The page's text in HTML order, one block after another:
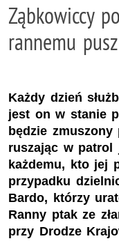
Ząbkowiccy
rannemu
Każdy dzień
jest on w stanie
będzie
ruszając w
każdemu, kto jej
przypadku
Bardo, którzy
Ranny ptak ze
przy Drodze